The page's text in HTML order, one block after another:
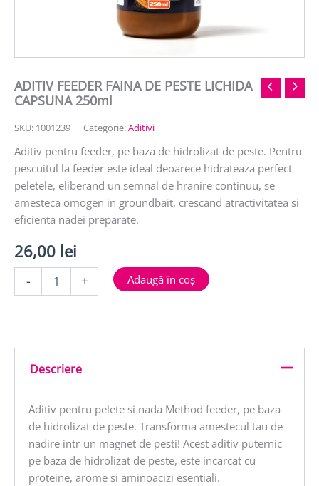
ADITIV FEEDER FAINA DE PESTE LICHIDA
CAPSUNA 250ml
SKU: 1001239 Categorie:Aditivi
Aditiv pentru feeder, pe baza de hidrolizat de peste. Pentru
pescuitul la feeder este ideal deoarece hidrateaza perfect
peletele, eliberand un semnal de hranire continuu, se
amesteca omogen in groundbait, crescand atractivitatea si
eficienta nadei preparate.
26,00 lei
-
ADITIV
PESTE
CAPSUNA
+ Adaugă în coș
Descriere
Aditiv pentru pelete si nada Method feeder, pe baza
de hidrolizat de peste. Transforma amestecul tau de
nadire intr-un magnet de pesti! Acest aditiv puternic
pe baza de hidrolizat de peste, este incarcat cu
proteine, arome si aminoacizi esentiali.